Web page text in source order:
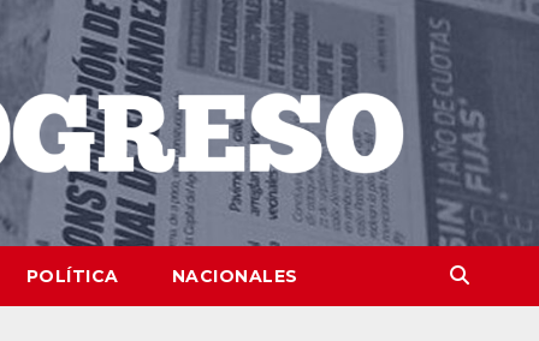
POLÍTICA NACIONALES